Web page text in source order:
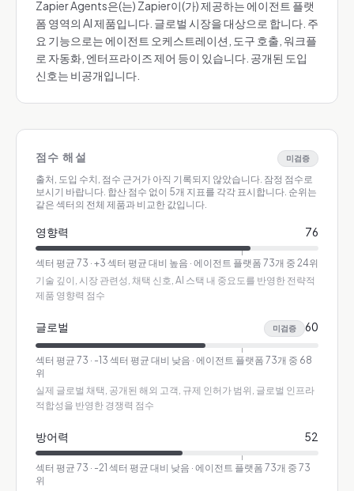
Zapier Agents은(는) Zapier이(가) 제공하는 에이전트 플랫
폼 영역의 AI 제품입니다. 글로벌 시장을 대상으로 합니다. 주
요 기능으로는 에이전트 오케스트레이션, 도구 호출, 워크플
로 자동화, 엔터프라이즈 제어 등이 있습니다. 공개된 도입
신호는 비공개입니다.
점수 해설 미검증
출처, 도입 수치, 점수 근거가 아직 기록되지 않았습니다. 잠정 점수로
보시기 바랍니다. 합산 점수 없이 5개 지표를 각각 표시합니다. 순위는
같은 섹터의 전체 제품과 비교한 값입니다.
영향력 76
섹터 평균 73 · +3 섹터 평균 대비 높음 · 에이전트 플랫폼 73개 중 24위
기술 깊이, 시장 관련성, 채택 신호, AI 스택 내 중요도를 반영한 전략적
제품 영향력 점수
글로벌 미검증 60
섹터 평균 73 · -13 섹터 평균 대비 낮음 · 에이전트 플랫폼 73개 중 68
위
실제 글로벌 채택, 공개된 해외 고객, 규제 인허가 범위, 글로벌 인프라
적합성을 반영한 경쟁력 점수
방어력 52
섹터 평균 73 · -21 섹터 평균 대비 낮음 · 에이전트 플랫폼 73개 중 73
위